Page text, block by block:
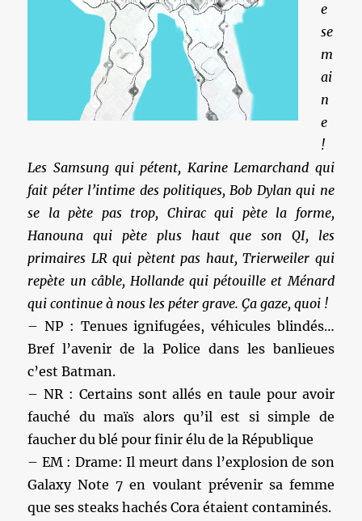
e
se
m
ai
n
e
!
Les Samsung qui pétent, Karine Lemarchand qui
fait péter l’intime des politiques, Bob Dylan qui ne
se la pète pas trop, Chirac qui pète la forme,
Hanouna qui pète plus haut que son QI, les
primaires LR qui pètent pas haut, Trierweiler qui
repète un câble, Hollande qui pétouille et Ménard
qui continue à nous les péter grave. Ça gaze, quoi !
– NP : Tenues ignifugées, véhicules blindés…
Bref l’avenir de la Police dans les banlieues
c’est Batman.
– NR : Certains sont allés en taule pour avoir
fauché du maïs alors qu’il est si simple de
faucher du blé pour finir élu de la République
– EM : Drame: Il meurt dans l’explosion de son
Galaxy Note 7 en voulant prévenir sa femme
que ses steaks hachés Cora étaient contaminés.